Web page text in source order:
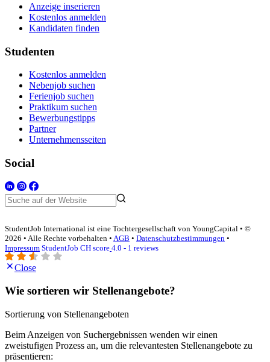
Anzeige inserieren
Kostenlos anmelden
Kandidaten finden
Studenten
Kostenlos anmelden
Nebenjob suchen
Ferienjob suchen
Praktikum suchen
Bewerbungstipps
Partner
Unternehmensseiten
Social
StudentJob International ist eine Tochtergesellschaft von YoungCapital • ©
2026 • Alle Rechte vorbehalten • AGB • Datenschutzbestimmungen •
Impressum StudentJob CH score 4.0 - 1 reviews
Close
Wie sortieren wir Stellenangebote?
Sortierung von Stellenangeboten
Beim Anzeigen von Suchergebnissen wenden wir einen
zweistufigen Prozess an, um die relevantesten Stellenangebote zu
präsentieren: